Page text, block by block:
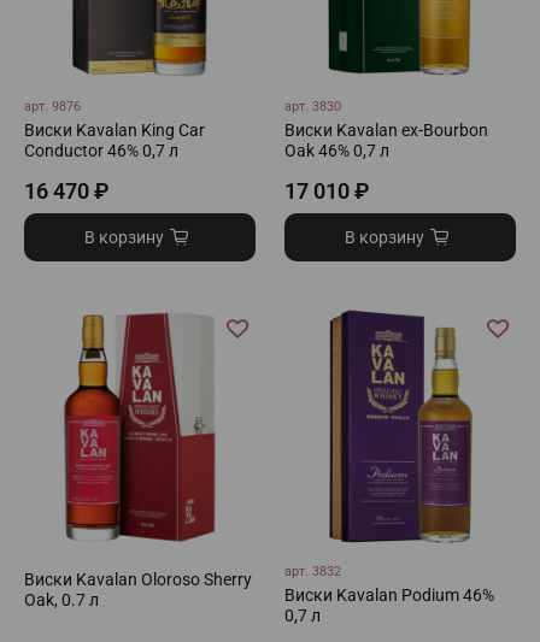
арт.9876
Виски Kavalan King Car
Conductor 46% 0,7 л
16 470 ₽
В корзину
арт.3830
Виски Kavalan ex-Bourbon
Oak 46% 0,7 л
17 010 ₽
В корзину
Виски Kavalan Oloroso Sherry
Oak, 0.7 л
арт.3832
Виски Kavalan Podium 46%
0,7 л